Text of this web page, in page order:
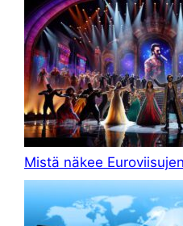
Mistä näkee